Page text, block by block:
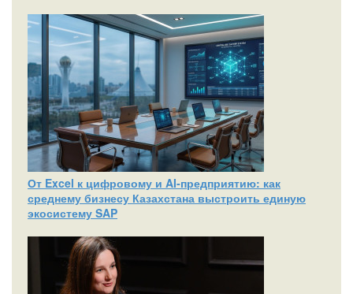
От Excel к цифровому и AI‑предприятию: как
среднему бизнесу Казахстана выстроить единую
экосистему SAP